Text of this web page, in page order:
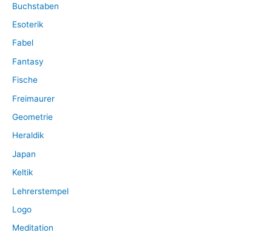
:Buchstaben
Esoterik
Fabel
Fantasy
Fische
Freimaurer
Geometrie
Heraldik
Japan
Keltik
Lehrerstempel
Logo
Meditation